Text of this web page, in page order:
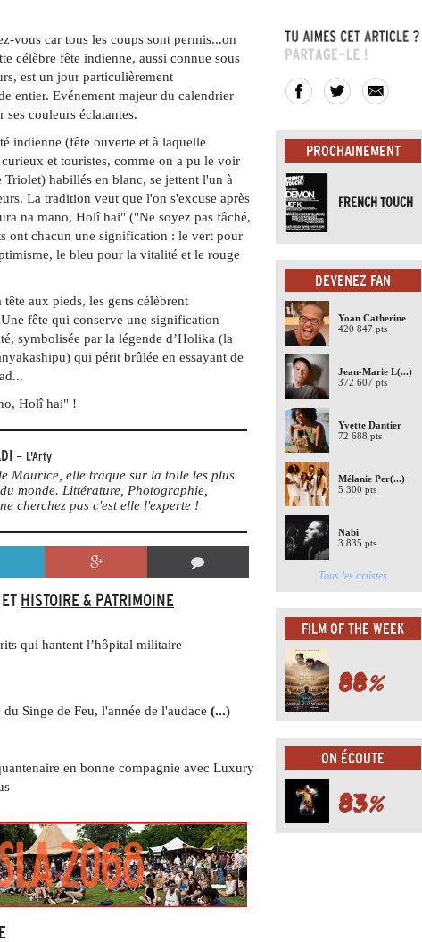
vous car tous les coups sont permis...on
célèbre fête indienne, aussi connue sous
est un jour particulièrement
entier. Evénement majeur du calendrier
couleurs éclatantes.
indienne (fête ouverte et à laquelle
et touristes, comme on a pu le voir
habillés en blanc, se jettent l'un à
La tradition veut que l'on s'excuse après
na mano, Holî hai" ("Ne soyez pas fâché,
ont chacun une signification : le vert pour
le bleu pour la vitalité et le rouge
aux pieds, les gens célèbrent
fête qui conserve une signification
symbolisée par la légende d’Holika (la
qui périt brûlée en essayant de
Holî hai" !
- L'Arty
Maurice, elle traque sur la toile les plus
monde. Littérature, Photographie,
cherchez pas c'est elle l'experte !
ET HISTOIRE & PATRIMOINE
qui hantent l’hôpital militaire
du Singe de Feu, l'année de l'audace (...)
en bonne compagnie avec Luxury
PROCHAINEMENT
FRENCH TOUCH
DEVENEZ FAN
Yoan Catherine
420 847 pts
Jean-Marie L(...)
372 607 pts
Yvette Dantier
72 688 pts
Mélanie Per(...)
5 300 pts
Nabi
3 835 pts
Tous les artistes
FILM OF THE WEEK
88%
ON ÉCOUTE
83%